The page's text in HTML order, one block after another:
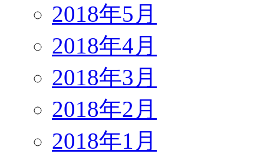
2018年5月
2018年4月
2018年3月
2018年2月
2018年1月